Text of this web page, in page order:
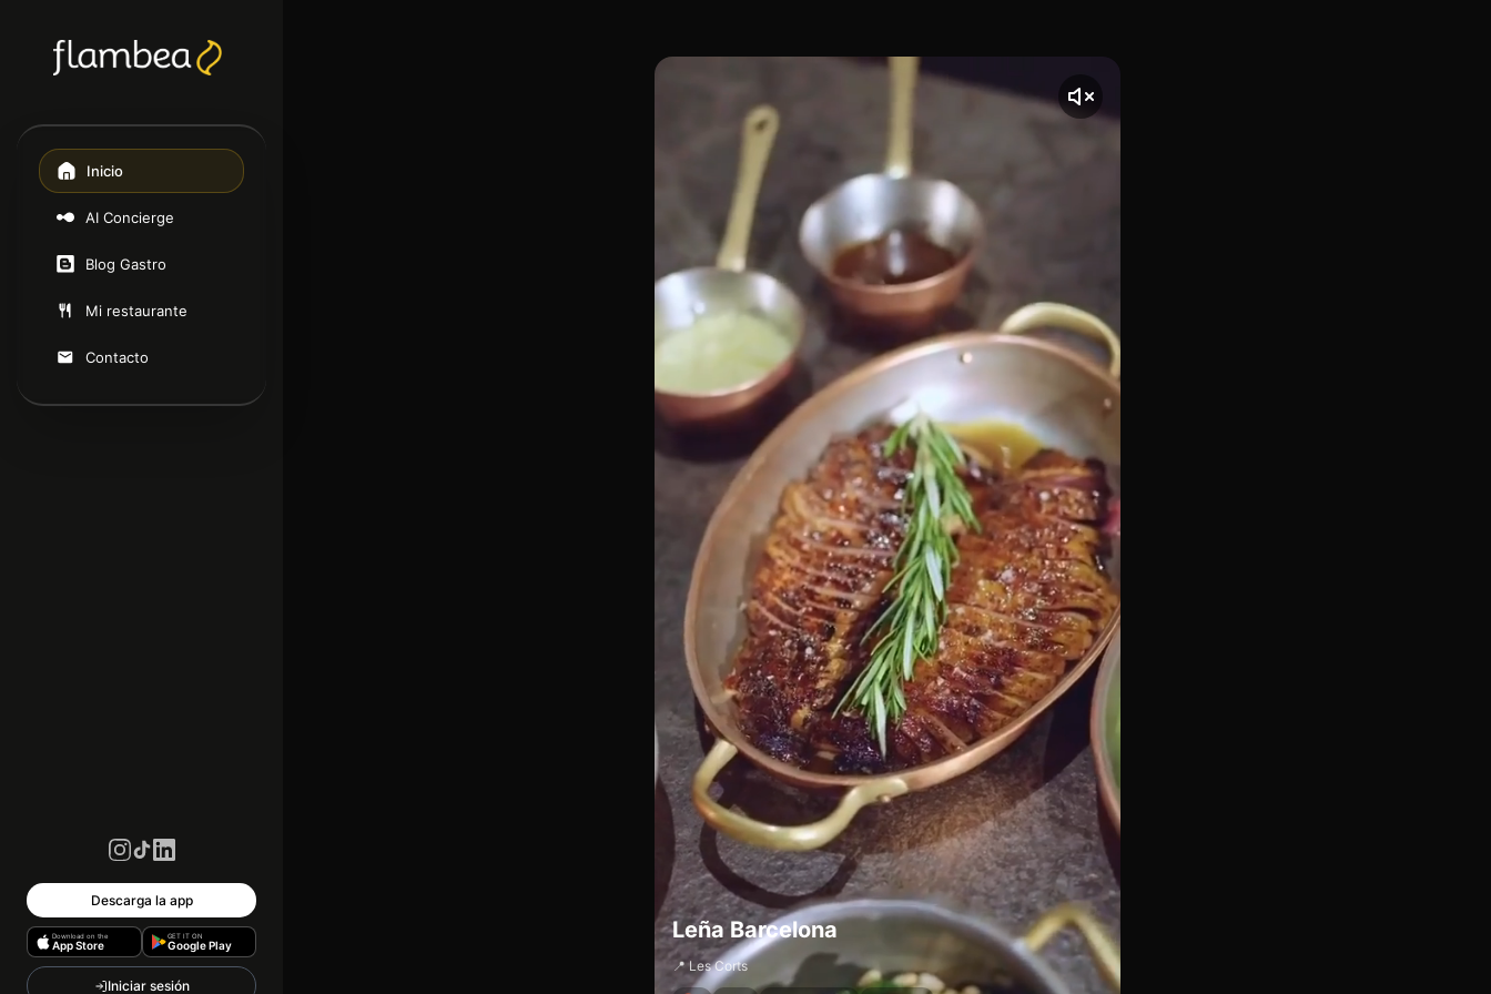
Inicio
AI Concierge
Blog Gastro
Mi restaurante
Contacto
Descarga la app
Download on the
App Store
GET IT ON
Google Play
Iniciar sesión
Leña Barcelona
📍 Les Corts
Leña Barcelona, en el Grand Hyatt (Pl. Pius XII, Les Corts, Barcelona), es la audaz propuesta de
[00:00 - Escena 1: Introducción y Ambiente] El vídeo comienza con una toma de Leña